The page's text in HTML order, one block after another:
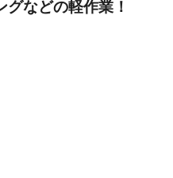
グなどの軽作業！